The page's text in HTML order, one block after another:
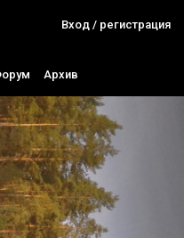
Вход / регистрация
Архив